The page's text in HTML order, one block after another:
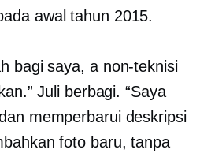
awal tahun 2015.
bagi saya, a non-teknisi
Juli berbagi. “Saya
memperbarui deskripsi
foto baru, tanpa